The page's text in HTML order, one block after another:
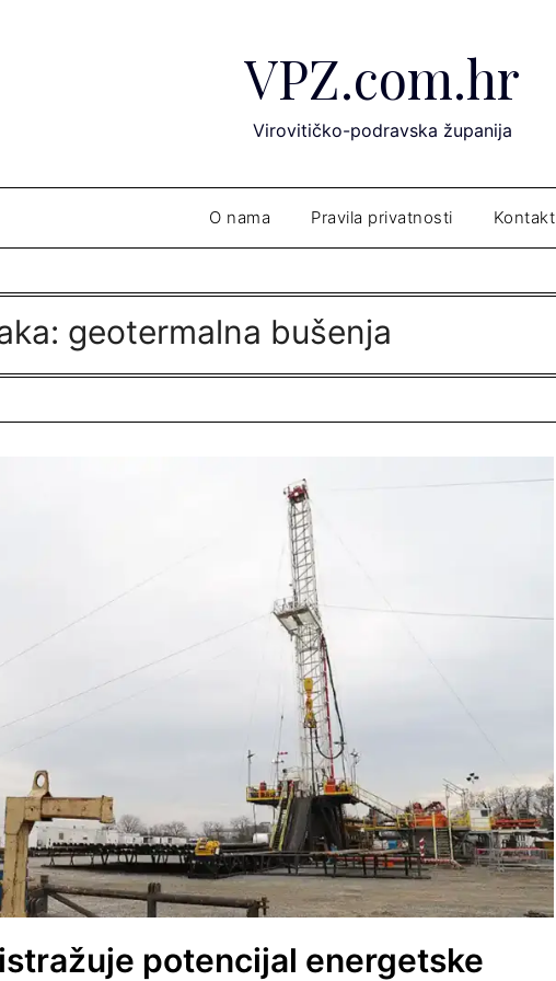
VPZ.com.hr
Virovitičko-podravska županija
O nama Pravila privatnosti Kontakt
geotermalna bušenja
potencijal energetske